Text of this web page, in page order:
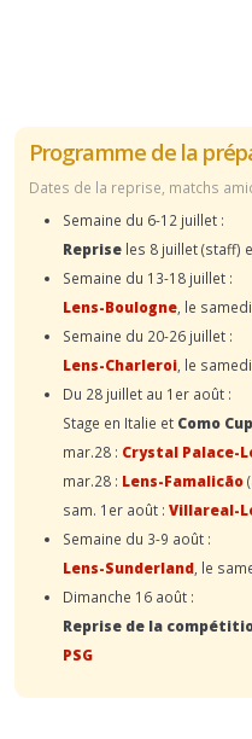
Programme de la
Dates de la reprise, matchs
Semaine du 6-12 juillet :
Reprise les 8 juillet (staff)
Semaine du 13-18 juillet :
Lens-Boulogne , le
Semaine du 20-26 juillet :
Lens-Charleroi , le
Du 28 juillet au 1er août :
Stage en Italie et Como Cup
mar.28 : Crystal Palace-
mar.28 : Lens-Famalicão
sam. 1er août : Villareal-
Semaine du 3-9 août :
Lens-Sunderland , le
Dimanche 16 août :
Reprise de la
PSG